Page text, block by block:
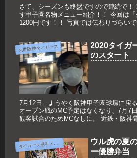
さて、シーズンも終盤ですので連続で！
す甲子園名物メニュー紹介！！ 今回は「
1200円です！！ 写真では伝わりづらい
久世阪神タイガース
2020タイガ
のスタート
7月12日、ようやく阪神甲子園球場に戻
オープン戦のMC予定はなくなり、7月7
観客試合のためMCなしに。 近鉄・阪神
タ
イガース選手メニュー
ウル虎の夏
ー優勝弁当